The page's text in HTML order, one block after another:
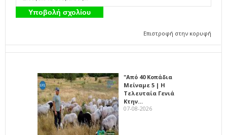
Επιστροφή στην κορυφή
"Από 40 Κοπάδια
Μείναμε 5 | Η
Τελευταία Γενιά
Κτην…
07-08-2026